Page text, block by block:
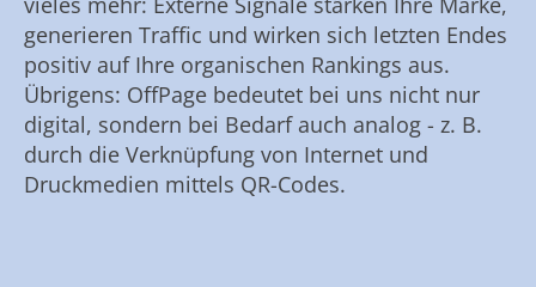
generieren Traffic und wirken sich letzten Endes
positiv auf Ihre organischen Rankings aus.
Übrigens: OffPage bedeutet bei uns nicht nur
digital, sondern bei Bedarf auch analog - z. B.
durch die Verknüpfung von Internet und
Druckmedien mittels QR-Codes.